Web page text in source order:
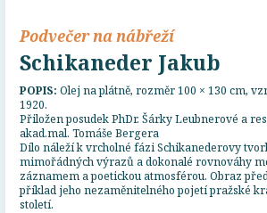
Podvečer na nábřeží
Schikaneder Jakub
POPIS: Olej na plátně, rozměr 100 × 130 cm,
1920.
Přiložen posudek PhDr. Šárky Leubnerové a
akad.mal. Tomáše Bergera
Dílo náleží k vrcholné fázi Schikanederovy
mimořádných výrazů a dokonalé rovnováhy
záznamem a poetickou atmosférou. Obraz
příklad jeho nezaměnitelného pojetí pražské
století.